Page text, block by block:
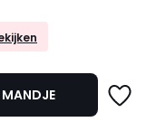
MANDJE